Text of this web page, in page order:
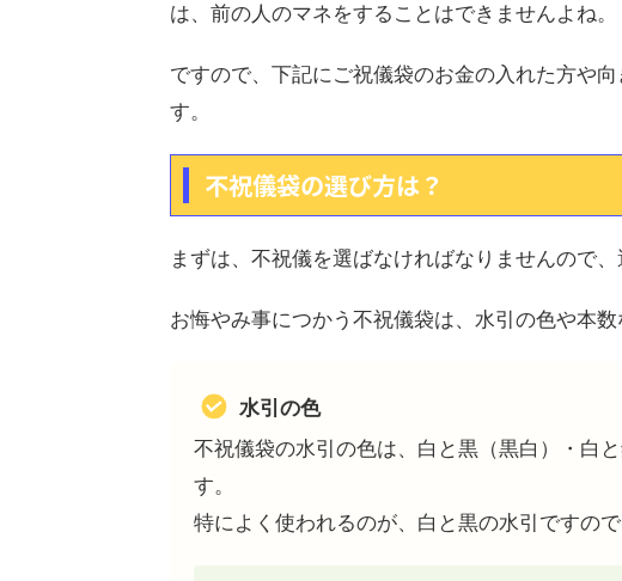
は、前の人のマネをすることはできませんよね。
ですので、下記にご祝儀袋のお金の入れた方や
す。
不祝儀袋の選び方は？
まずは、不祝儀を選ばなければなりませんので
お悔やみ事につかう不祝儀袋は、水引の色や本
水引の色
不祝儀袋の水引の色は、白と黒（黒白）・白
す。
特によく使われるのが、白と黒の水引ですの